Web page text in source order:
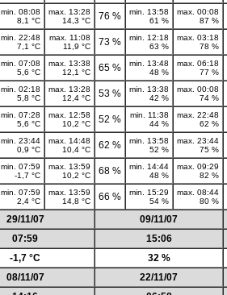
min. 08:08
8,1 °C
max. 13:28
14,3 °C
76 %
min. 13:58
61 %
max. 00:08
87 %
min. 22:48
7,1 °C
max. 11:08
11,9 °C
73 %
min. 12:18
63 %
max. 03:18
78 %
min. 07:08
5,6 °C
max. 13:38
12,1 °C
65 %
min. 13:48
48 %
max. 06:18
77 %
min. 02:18
5,8 °C
max. 13:28
12,4 °C
53 %
min. 13:38
42 %
max. 00:08
74 %
min. 07:28
5,6 °C
max. 12:58
10,2 °C
52 %
min. 11:38
44 %
max. 22:48
62 %
min. 23:44
0,9 °C
max. 14:48
10,4 °C
62 %
min. 13:58
52 %
max. 23:44
75 %
min. 07:59
-1,7 °C
max. 13:59
10,2 °C
68 %
min. 14:44
48 %
max. 09:29
82 %
min. 07:59
2,4 °C
max. 13:59
14,8 °C
66 %
min. 15:29
54 %
max. 08:44
80 %
29/11/07 09/11/07
07:59 15:06
-1,7 °C 32 %
08/11/07 22/11/07